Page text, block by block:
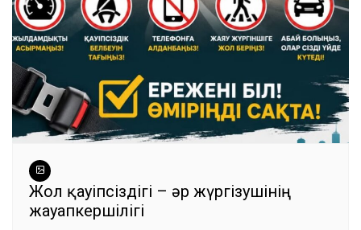
Жол қауіпсіздігі – әр жүргізушінің
жауапкершілігі